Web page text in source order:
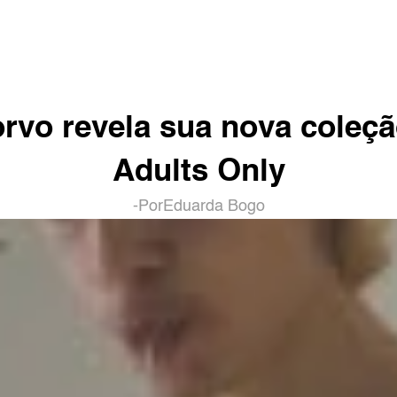
revela sua nova
Adults Only
- PorEduarda Bogo